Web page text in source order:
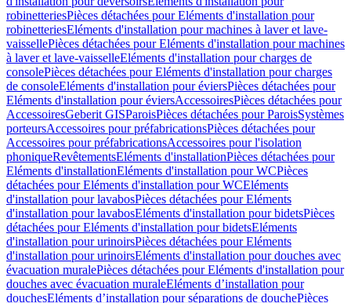
robinetteriesPièces détachées pour Eléments d'installation pour
robinetteriesEléments d'installation pour machines à laver et lave-
vaissellePièces détachées pour Eléments d'installation pour machines
à laver et lave-vaisselleEléments d'installation pour charges de
consolePièces détachées pour Eléments d'installation pour charges
de consoleEléments d'installation pour éviersPièces détachées pour
Eléments d'installation pour éviersAccessoiresPièces détachées pour
AccessoiresGeberit GISParoisPièces détachées pour ParoisSystèmes
porteursAccessoires pour préfabricationsPièces détachées pour
Accessoires pour préfabricationsAccessoires pour l'isolation
phoniqueRevêtementsEléments d'installationPièces détachées pour
Eléments d'installationEléments d'installation pour WCPièces
détachées pour Eléments d'installation pour WCEléments
d'installation pour lavabosPièces détachées pour Eléments
d'installation pour lavabosEléments d'installation pour bidetsPièces
détachées pour Eléments d'installation pour bidetsEléments
d'installation pour urinoirsPièces détachées pour Eléments
d'installation pour urinoirsEléments d'installation pour douches avec
évacuation muralePièces détachées pour Eléments d'installation pour
douches avec évacuation muraleEléments d’installation pour
douchesEléments d’installation pour séparations de douchePièces